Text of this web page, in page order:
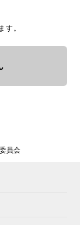
す。
員会